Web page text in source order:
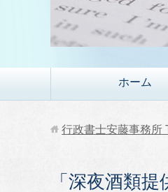
ホーム
行政書士安藤事務所
「深夜酒類